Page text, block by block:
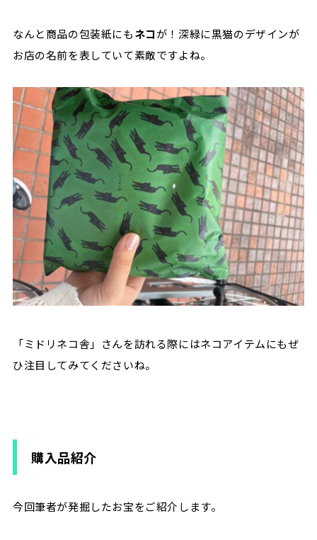
なんと商品の包装紙にもネコが！深緑に黒猫のデザインが
お店の名前を表していて素敵ですよね。
「ミドリネコ舎」さんを訪れる際にはネコアイテムにもぜ
ひ注目してみてくださいね。
購入品紹介
今回筆者が発掘したお宝をご紹介します。